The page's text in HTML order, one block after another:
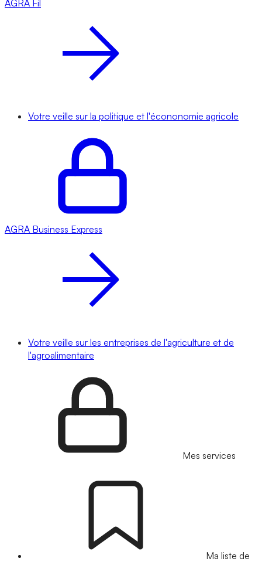
AGRA Fil
Votre veille sur la politique et l'écononomie agricole
AGRA Business Express
Votre veille sur les entreprises de l'agriculture et de
l'agroalimentaire
Mes services
Ma liste de